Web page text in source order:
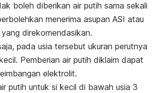
boleh diberikan air putih sama sekali
menerima asupan ASI atau
direkomendasikan.
pada usia tersebut ukuran perutnya
Pemberian air putih diklaim dapat
elektrolit.
putih untuk si kecil di bawah usia 3